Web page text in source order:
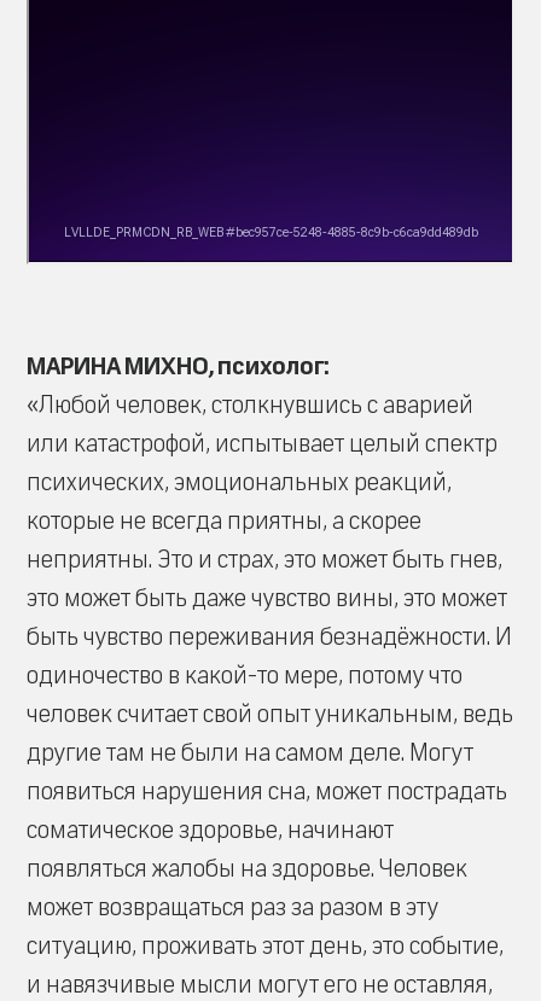
МАРИНА МИХНО, психолог:
«Любой человек, столкнувшись с аварией
или катастрофой, испытывает целый спектр
психических, эмоциональных реакций,
которые не всегда приятны, а скорее
неприятны. Это и страх, это может быть гнев,
это может быть даже чувство вины, это может
быть чувство переживания безнадёжности. И
одиночество в какой-то мере, потому что
человек считает свой опыт уникальным, ведь
другие там не были на самом деле. Могут
появиться нарушения сна, может пострадать
соматическое здоровье, начинают
появляться жалобы на здоровье. Человек
может возвращаться раз за разом в эту
ситуацию, проживать этот день, это событие,
и навязчивые мысли могут его не оставляя,